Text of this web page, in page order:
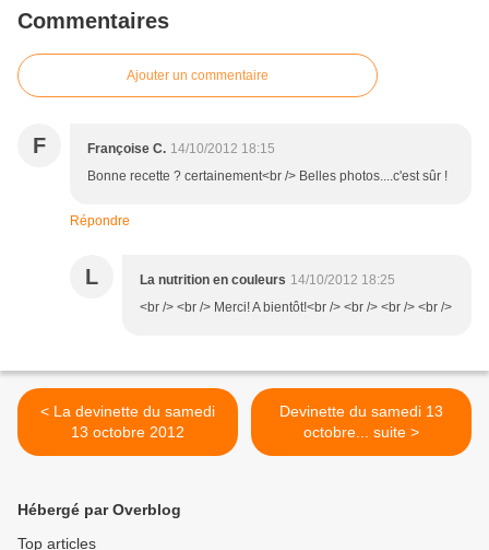
Commentaires
Ajouter un commentaire
F Françoise C. 14/10/2012 18:15
Bonne recette ? certainement<br /> Belles photos....c'est sûr !
Répondre
L La nutrition en couleurs 14/10/2012 18:25
<br /> <br /> Merci! A bientôt!<br /> <br /> <br /> <br />
< La devinette du samedi
13 octobre 2012
Devinette du samedi 13
octobre... suite >
Hébergé par Overblog
Top articles